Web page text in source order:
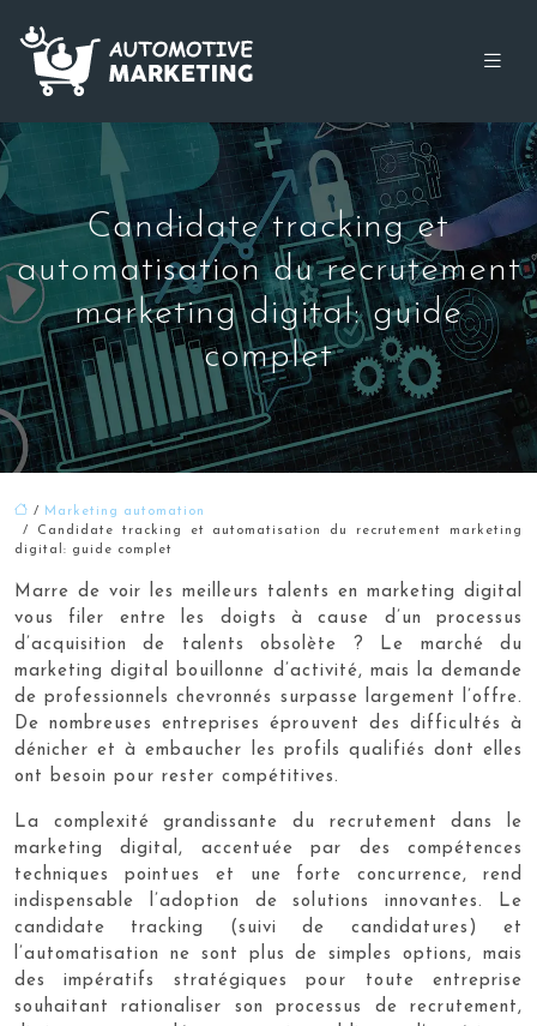
Candidate tracking et
automatisation du recrutement
marketing digital: guide
complet
/
Marketing automation
/ Candidate tracking et automatisation du recrutement marketing
digital: guide complet
Marre de voir les meilleurs talents en marketing digital
vous filer entre les doigts à cause d’un processus
d’acquisition de talents obsolète ? Le marché du
marketing digital bouillonne d’activité, mais la demande
de professionnels chevronnés surpasse largement l’offre.
De nombreuses entreprises éprouvent des difficultés à
dénicher et à embaucher les profils qualifiés dont elles
ont besoin pour rester compétitives.
La complexité grandissante du recrutement dans le
marketing digital, accentuée par des compétences
techniques pointues et une forte concurrence, rend
indispensable l’adoption de solutions innovantes. Le
candidate tracking (suivi de candidatures) et
l’automatisation ne sont plus de simples options, mais
des impératifs stratégiques pour toute entreprise
souhaitant rationaliser son processus de recrutement,